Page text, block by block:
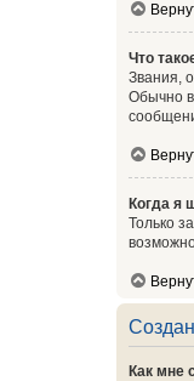
Что
Звания,
Обычно
Когда я
Только
Как мне